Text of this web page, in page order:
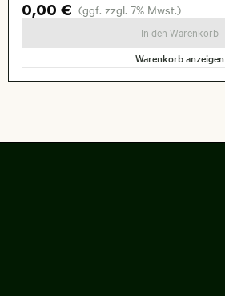
0,00 € (ggf. zzgl. 7% Mwst.)
In den Warenkorb
Warenkorb anzeigen